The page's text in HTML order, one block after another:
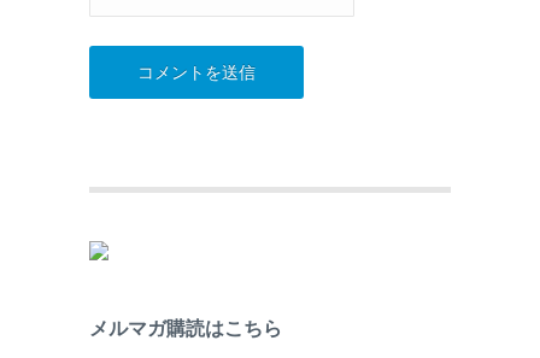
メルマガ購読はこちら